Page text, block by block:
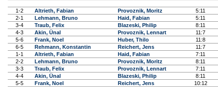
1-2 Altrieth, Fabian Provoznik, Moritz
5:11
2-1
Lehmann, Bruno Haid, Fabian
5:11
3-4
Traub, Felix Blazeski, Philip
8:11
4-3
Akin, Ünal Provoznik, Lennart
11:7
5-6
Frank, Noel Huber, Thilo
11:8
6-5
Rehmann, Konstantin Reichert, Jens
11:7
1-1
Altrieth, Fabian Haid, Fabian
7:11
2-2
Lehmann, Bruno Provoznik, Moritz
8:11
3-3
Traub, Felix Provoznik, Lennart
7:11
4-4
Akin, Ünal Blazeski, Philip
8:11
5-5
Frank, Noel Reichert, Jens
10:12